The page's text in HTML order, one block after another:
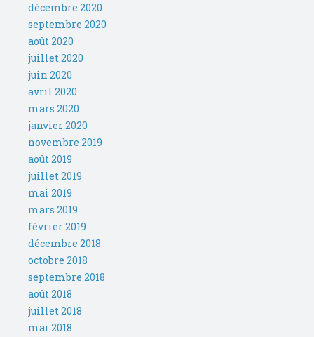
décembre 2020
septembre 2020
août 2020
juillet 2020
juin 2020
avril 2020
mars 2020
janvier 2020
novembre 2019
août 2019
juillet 2019
mai 2019
mars 2019
février 2019
décembre 2018
octobre 2018
septembre 2018
août 2018
juillet 2018
mai 2018